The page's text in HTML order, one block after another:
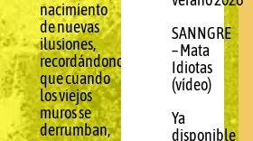
nacimiento
de nuevas
ilusiones,
recordándonos
que cuando
los viejos
muros se
derrumban,
SANNGRE
– Mata
Idiotas
(vídeo)
Ya
disponible